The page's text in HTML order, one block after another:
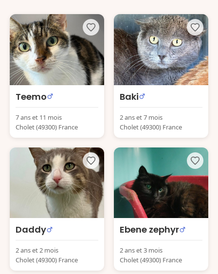
Teemo
7 ans et 11 mois
Cholet (49300) France
Baki
2 ans et 7 mois
Cholet (49300) France
Daddy
2 ans et 2 mois
Cholet (49300) France
Ebene zephyr
2 ans et 3 mois
Cholet (49300) France